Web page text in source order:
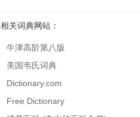
相关词典网站：
牛津高阶第八版
美国韦氏词典
Dictionary.com
Free Dictionary